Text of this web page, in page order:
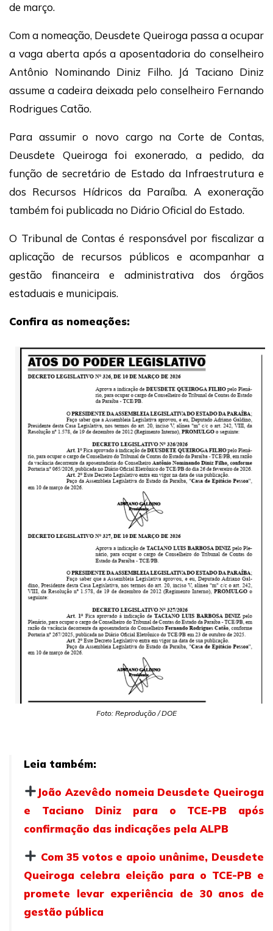
de março.
Com a nomeação, Deusdete Queiroga passa a ocupar
a vaga aberta após a aposentadoria do conselheiro
Antônio Nominando Diniz Filho. Já Taciano Diniz
assume a cadeira deixada pelo conselheiro Fernando
Rodrigues Catão.
Para assumir o novo cargo na Corte de Contas,
Deusdete Queiroga foi exonerado, a pedido, da
função de secretário de Estado da Infraestrutura e
dos Recursos Hídricos da Paraíba. A exoneração
também foi publicada no Diário Oficial do Estado.
O Tribunal de Contas é responsável por fiscalizar a
aplicação de recursos públicos e acompanhar a
gestão financeira e administrativa dos órgãos
estaduais e municipais.
Confira as nomeações:
Foto: Reprodução / DOE
Leia também:
João Azevêdo nomeia Deusdete Queiroga
e Taciano Diniz para o TCE-PB após
confirmação das indicações pela ALPB
Com 35 votos e apoio unânime, Deusdete
Queiroga celebra eleição para o TCE-PB e
promete levar experiência de 30 anos de
gestão pública